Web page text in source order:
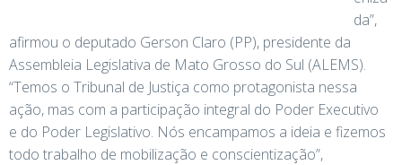
da”,
afirmou o deputado Gerson Claro (PP), presidente da
Assembleia Legislativa de Mato Grosso do Sul (ALEMS).
“Temos o Tribunal de Justiça como protagonista nessa
ação, mas com a participação integral do Poder Executivo
e do Poder Legislativo. Nós encampamos a ideia e fizemos
todo trabalho de mobilização e conscientização”,